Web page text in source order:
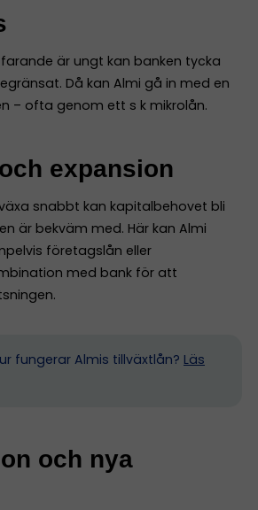
är ungt kan banken tycka
Då kan Almi gå in med en
– ofta genom ett s k mikrolån.
expansion
snabbt kan kapitalbehovet bli
är bekväm med. Här kan Almi
företagslån eller
med bank för att
fungerar Almis tillväxtlån? Läs
och nya